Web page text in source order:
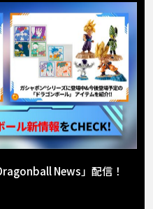
News」配信！